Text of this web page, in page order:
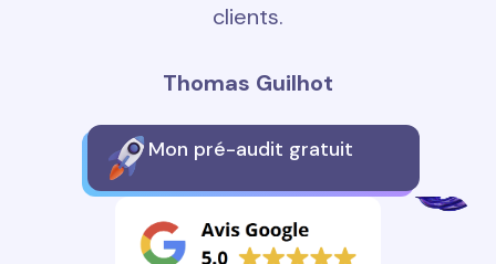
clients.
Thomas Guilhot
Mon pré-audit gratuit